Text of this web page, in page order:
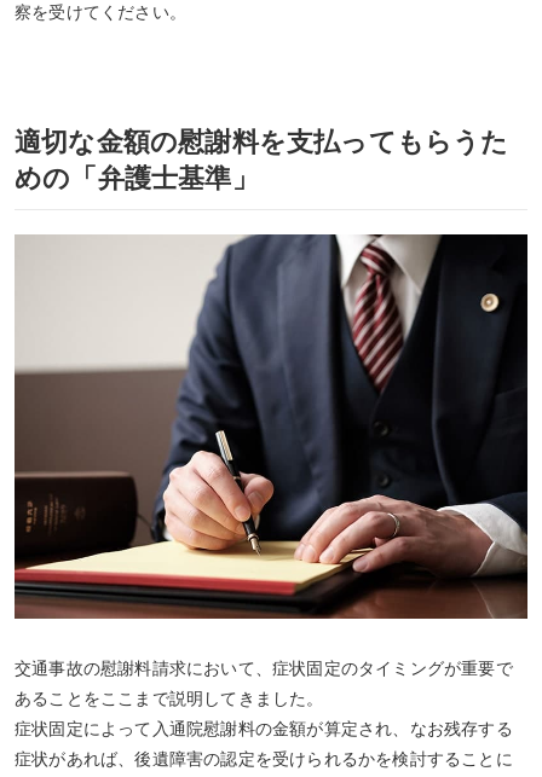
察を受けてください。
適切な金額の慰謝料を支払ってもらうた
めの「弁護士基準」
交通事故の慰謝料請求において、症状固定のタイミングが重要で
あることをここまで説明してきました。
症状固定によって入通院慰謝料の金額が算定され、なお残存する
症状があれば、後遺障害の認定を受けられるかを検討することに